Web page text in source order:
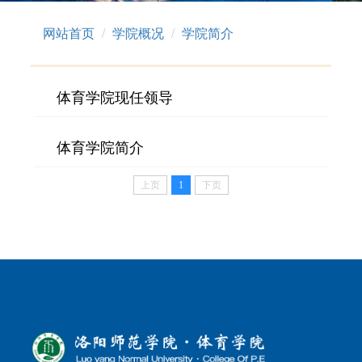
网站首页 学院概况 学院简介
体育学院现任领导
体育学院简介
上页 1 下页